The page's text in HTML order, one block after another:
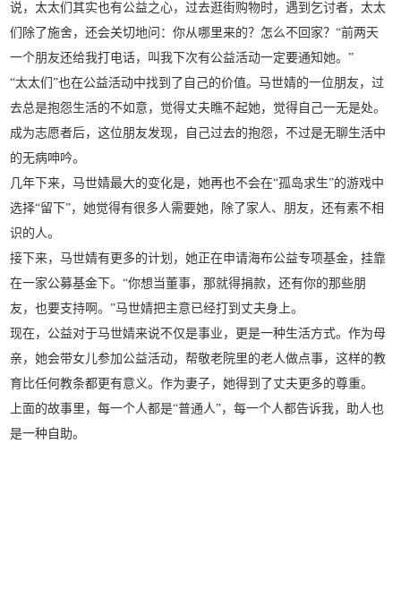
说，太太们其实也有公益之心，过去逛街购物时，遇到乞讨者，太太
们除了施舍，还会关切地问：你从哪里来的？怎么不回家？“前两天
一个朋友还给我打电话，叫我下次有公益活动一定要通知她。”
“太太们”也在公益活动中找到了自己的价值。马世婧的一位朋友，过
去总是抱怨生活的不如意，觉得丈夫瞧不起她，觉得自己一无是处。
成为志愿者后，这位朋友发现，自己过去的抱怨，不过是无聊生活中
的无病呻吟。
几年下来，马世婧最大的变化是，她再也不会在“孤岛求生”的游戏中
选择“留下”，她觉得有很多人需要她，除了家人、朋友，还有素不相
识的人。
接下来，马世婧有更多的计划，她正在申请海布公益专项基金，挂靠
在一家公募基金下。“你想当董事，那就得捐款，还有你的那些朋
友，也要支持啊。”马世婧把主意已经打到丈夫身上。
现在，公益对于马世婧来说不仅是事业，更是一种生活方式。作为母
亲，她会带女儿参加公益活动，帮敬老院里的老人做点事，这样的教
育比任何教条都更有意义。作为妻子，她得到了丈夫更多的尊重。
上面的故事里，每一个人都是“普通人”，每一个人都告诉我，助人也
是一种自助。